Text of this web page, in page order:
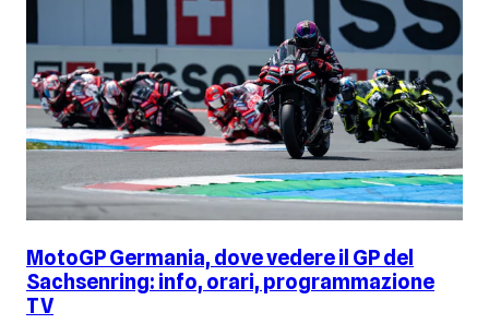
MotoGP Germania, dove vedere il GP del
Sachsenring: info, orari, programmazione
TV